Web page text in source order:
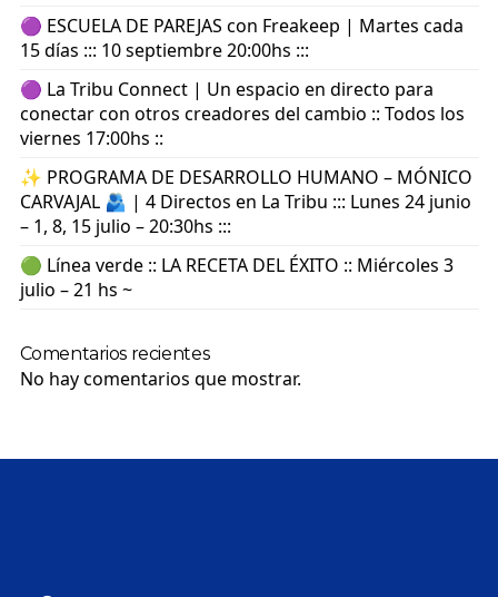
🟣 ESCUELA DE PAREJAS con Freakeep | Martes cada
15 días ::: 10 septiembre 20:00hs :::
🟣 La Tribu Connect | Un espacio en directo para
conectar con otros creadores del cambio :: Todos los
viernes 17:00hs ::
✨ PROGRAMA DE DESARROLLO HUMANO – MÓNICO
CARVAJAL 🫂 | 4 Directos en La Tribu ::: Lunes 24 junio
– 1, 8, 15 julio – 20:30hs :::
🟢 Línea verde :: LA RECETA DEL ÉXITO :: Miércoles 3
julio – 21 hs ~
Comentarios recientes
No hay comentarios que mostrar.